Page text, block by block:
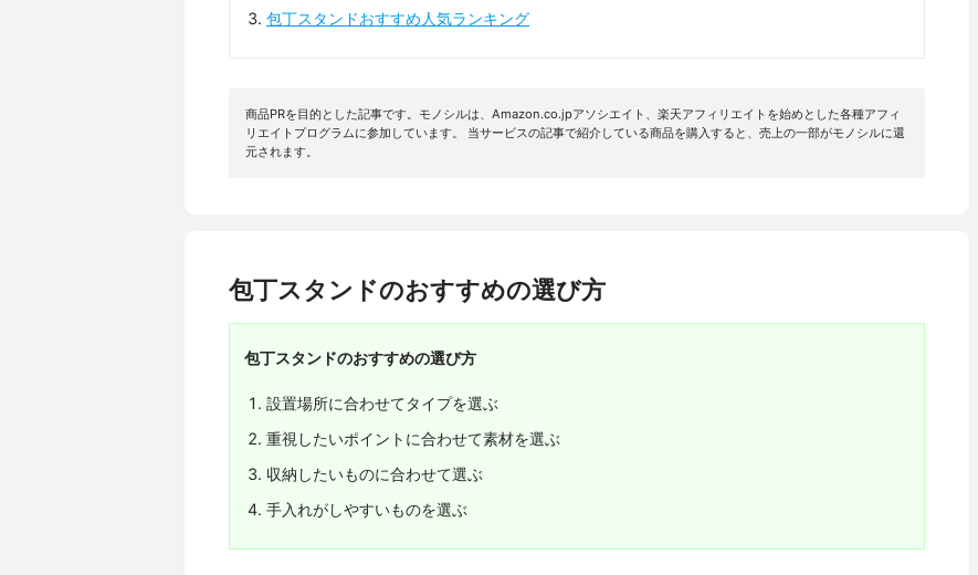
包丁スタンドおすすめ人気ランキング
商品PRを目的とした記事です。モノシルは、Amazon.co.jpアソシエイト、楽天アフィリエイトを始めとした各種アフィ
リエイトプログラムに参加しています。 当サービスの記事で紹介している商品を購入すると、売上の一部がモノシルに還
元されます。
包丁スタンドのおすすめの選び方
包丁スタンドのおすすめの選び方
設置場所に合わせてタイプを選ぶ
重視したいポイントに合わせて素材を選ぶ
収納したいものに合わせて選ぶ
手入れがしやすいものを選ぶ